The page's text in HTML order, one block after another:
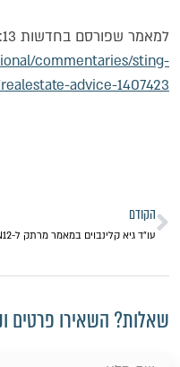
למאמר שפורסם בחדשות 13:
commentaries/sting-
realestate-advice-1407423/
הקודם
שאלות? השאירו פרטים